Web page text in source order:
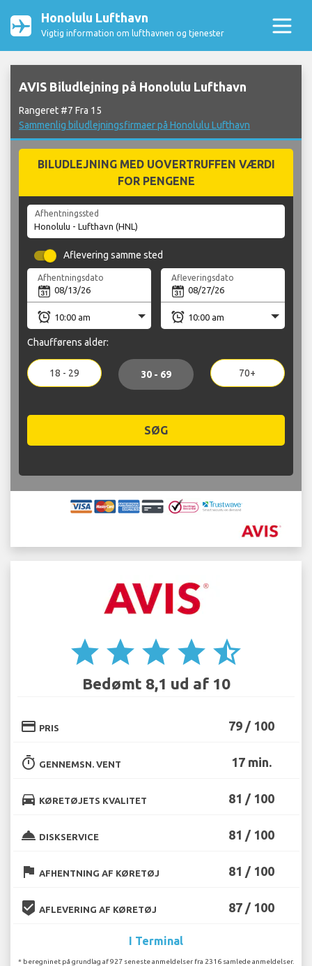
Honolulu Lufthavn
Vigtig information om lufthavnen og tjenester
AVIS Biludlejning på Honolulu Lufthavn
Rangeret #7 Fra 15
Sammenlig biludlejningsfirmaer på Honolulu Lufthavn
BILUDLEJNING MED UOVERTRUFFEN VÆRDI
FOR PENGENE
Afhentningssted
Aflevering samme sted
Afhentningsdato Afleveringsdato
Chaufførens alder:
18 - 29 30 - 69 70+
SØG
star star star star star_half
Bedømt 8,1 ud af 10
credit_card PRIS 79 / 100
timer GENNEMSN. VENT 17 min.
directions_car KØRETØJETS KVALITET 81 / 100
room_service DISKSERVICE 81 / 100
flag AFHENTNING AF KØRETØJ 81 / 100
beenhere AFLEVERING AF KØRETØJ 87 / 100
I Terminal
* beregninet på grundlag af 927 seneste anmeldelser fra 2316 samlede anmeldelser.